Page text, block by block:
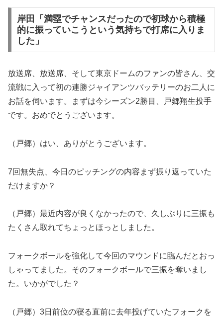
岸田「満塁でチャンスだったので初球から積極
的に振っていこうという気持ちで打席に入りま
した」
放送席、放送席、そして東京ドームのファンの皆さん、交
流戦に入って初の連勝ジャイアンツバッテリーのお二人に
お話を伺います。まずは今シーズン2勝目、戸郷翔生投手
です。おめでとうございます。
（戸郷）はい、ありがとうございます。
7回無失点、今日のピッチングの内容まず振り返っていた
だけますか？
（戸郷）最近内容が良くなかったので、久しぶりに三振も
たくさん取れてちょっとほっとしました。
フォークボールを強化して今回のマウンドに臨んだとおっ
しゃってました。そのフォークボールで三振を奪いまし
た。いかがでした？
（戸郷）3日前位の寝る直前に去年投げていたフォークを